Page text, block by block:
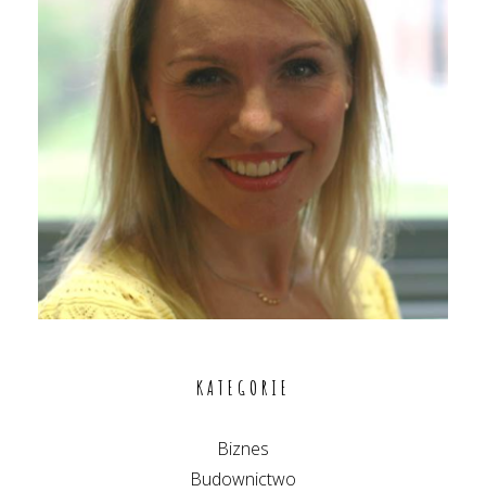
KATEGORIE
Biznes
Budownictwo